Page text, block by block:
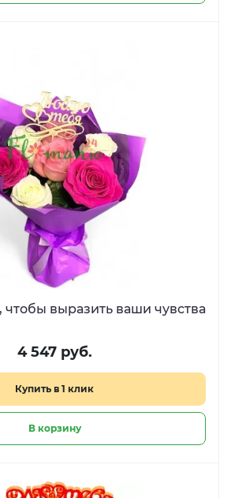
чтобы выразить ваши чувства
4 547 руб.
Купить в 1 клик
В корзину